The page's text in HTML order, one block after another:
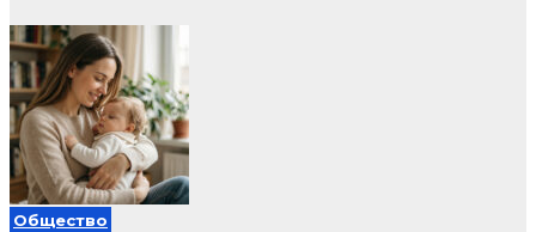
Общество